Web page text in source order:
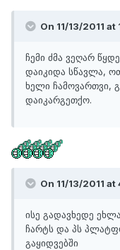
On 11/13/2011 at
ჩემი ძმა ვეღარ
დაიკიდა სწავლა,
ხელი ჩამოვართვი,
დაიკარგეთქო.
On 11/13/2011
ისე გადავხედე
ჩარტს და პს
გაყიდვებში